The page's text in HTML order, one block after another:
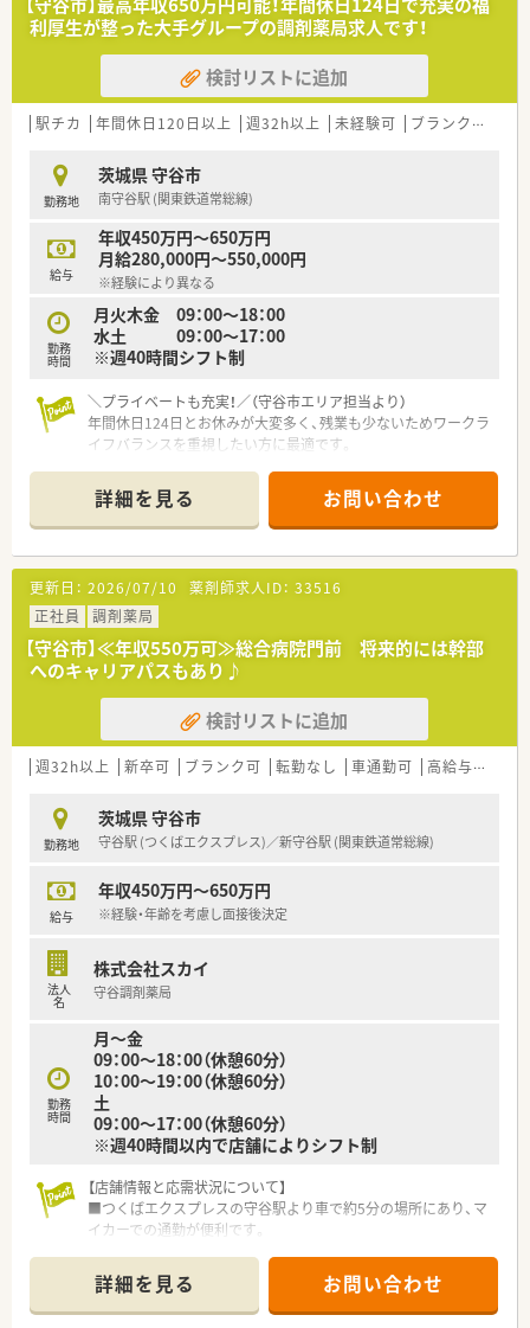
した運営を目指すため、正社員として中心となる方を募ります。
【募集背景と求める人物像について】
■今回の募集は新規開設に伴うものであり、これからの薬局を一
緒に創り上げてくださる前向きな正社員の薬剤師の方を求めま
す。
把握し、責任感を持って安定的に勤務できる方を歓迎いたしま
す。
■患者様一人ひとりと丁寧に向き合い、専門知識を活かして地域
医療に貢献したいという熱意をお持ちの方を特に募集していま
す。
【法人特徴について】
■茨城県内に8店舗を展開しており、クリニック門前を中心とし
た出店戦略により、地域に根ざした医療サービスを提供していま
す。
士が連携して、高度な在宅医療ニーズに応える体制を整えていま
す。
■セルフメディケーションにも注力しており、2020年に立ち上
利厚生が整った大手グループの調剤薬局求人です！
検討リストに追加
駅チカ 年間休日120日以上 週32h以上 未経験可 ブランク可
勤務地
茨城県 守谷市
南守谷駅 (関東鉄道常総線)
給与
年収450万円～650万円
月給280,000円～550,000円
※経験により異なる
勤務
時間
月火木金 09：00～18：00
水土 09：00～17：00
※週40時間シフト制
＼プライベートも充実！／（守谷市エリア担当より）
年間休日124日とお休みが大変多く、残業も少ないためワークラ
イフバランスを重視したい方に最適です。
【店舗情報と応需状況について】
■茨城県守谷市に位置しており関東鉄道常総線の南守谷駅から
車で5分ほどの場所に立地している調剤薬局です。
■主に近隣にある内科のクリニックから処方箋を応需しており1
日あたりの平均枚数は40枚から50枚です。
■現在は2名の女性薬剤師と1名の事務スタッフが在籍しており
協力し合いながら日々の業務を行っています。
【募集背景と求める人物像について】
■地域の患者様へより手厚い付加価値サービスを提供すること
を目指して体制強化のために増員募集を行います。
■調剤経験の有無や年齢および性別は一切問いませんので新し
い環境で前向きに挑戦したい方を歓迎します。
■近隣の医療機関や患者様に対して明るく丁寧なコミュニケー
【法人特徴について】
■北関東のエリアを中心に調剤薬局を25店舗展開しており今後
■全国規模で展開している大手調剤薬局のグループ会社である
ため安定した経営基盤と充実した福利厚生があります。
範囲に限定されているため安心して働けます。
詳細を見る お問い合わせ
更新日： 2026/07/10 薬剤師求人ID： 33516
正社員
調剤薬局
【守谷市】≪年収550万可≫総合病院門前 将来的には幹部
へのキャリアパスもあり♪
検討リストに追加
週32h以上 新卒可 ブランク可 転勤なし 車通勤可 高給与(600万円以上)
勤務地
茨城県 守谷市
守谷駅 (つくばエクスプレス)／新守谷駅 (関東鉄道常総線)
給与
年収450万円～650万円
※経験・年齢を考慮し面接後決定
法人
名
株式会社スカイ
守谷調剤薬局
勤務
時間
月～金
09：00～18：00（休憩60分）
10：00～19：00（休憩60分）
土
09：00～17：00（休憩60分）
※週40時間以内で店舗によりシフト制
【店舗情報と応需状況について】
■つくばエクスプレスの守谷駅より車で約5分の場所にあり、マ
イカーでの通勤が便利です。
幅広い科目を応需します。
■1日約150枚の処方箋を、常時4～5名の薬剤師と事務4名の手
厚い体制で対応しています。
詳細を見る お問い合わせ